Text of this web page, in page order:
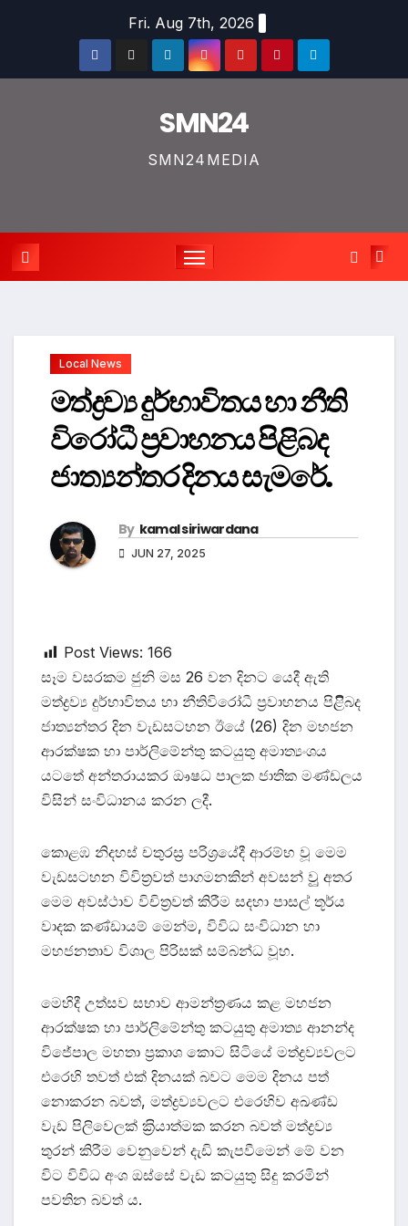
Fri. Aug 7th, 2026
SMN24
SMN24MEDIA
Local News
මත්ද්‍රව්‍ය දුර්භාවිතය හා නීති
විරෝධී ප‍්‍රවාහනය පිළිබද
ජාත්‍යන්තර දිනය සැමරේ.
By kamal siriwardana
JUN 27, 2025
Post Views: 166
සෑම වසරකම ජුනි මස 26 වන දිනට යෙදී ඇති
මත්ද්‍රව්‍ය දුර්භාවිතය හා නීතිවිරෝධී ප‍්‍රවාහනය පිළිිබද
ජාත්‍යන්තර දින වැඩසටහන ඊයේ (26) දින මහජන
ආරක්ෂක හා පාර්ලිමේන්තු කටයුතු අමාත්‍යංශය
යටතේ අන්තරායකර ඖෂධ පාලක ජාතික මණ්ඩලය
විසින් සංවිධානය කරන ලදී.
කොළඹ නිදහස් චතුරස‍්‍ර පරිශ‍්‍රයේදී ආරම්භ වූ මෙම
වැඩසටහන විවිත‍්‍රවත් පාගමනකින් අවසන් වූු අතර
මෙම අවස්ථාව විචිත‍්‍රවත් කිරීම සදහා පාසල් තූර්ය
වාදක කණ්ඩායම් මෙන්ම, විවිධ සංවිධාන හා
මහජනතාව විශාල පිරිසක් සම්බන්ධ වූහ.
මෙහිදී උත්සව සභාව ආමන්ත‍්‍රණය කළ මහජන
ආරක්ෂක හා පාර්ලිමේන්තු කටයුතු අමාත්‍ය ආනන්ද
විජේපාල මහතා ප‍්‍රකාශ කොට සිටියේ මත්ද්‍රව්‍යවලට
එරෙහි තවත් එක් දිනයක් බවට මෙම දිනය පත්
නොකරන බවත්, මත්ද්‍රව්‍යවලට එරෙහිව අඛණ්ඩ
වැඩ පිලිවෙලක් ක‍්‍රියාත්මක කරන බවත් මත්ද්‍රව්‍ය
තුරන් කිරීම වෙනුවෙන් දැඩි කැපවීමෙන් මේ වන
විට විවිධ අංශ ඔස්සේ වැඩ කටයුතු සිදු කරමින්
පවතින බවත් ය.